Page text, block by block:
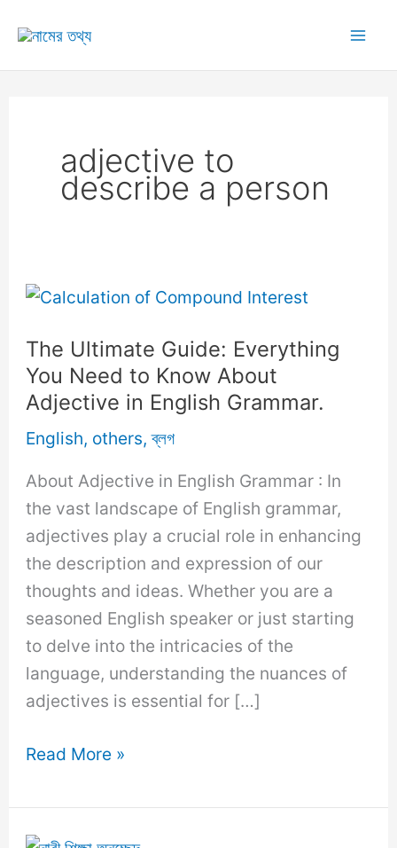
content
adjective to
describe a person
The Ultimate Guide: Everything
You Need to Know About
Adjective in English Grammar.
English, others,ব্লগ
About Adjective in English Grammar : In
the vast landscape of English grammar,
adjectives play a crucial role in enhancing
the description and expression of our
thoughts and ideas. Whether you are a
seasoned English speaker or just starting
to delve into the intricacies of the
language, understanding the nuances of
adjectives is essential for […]
The
Guide:
Everything
Read More »